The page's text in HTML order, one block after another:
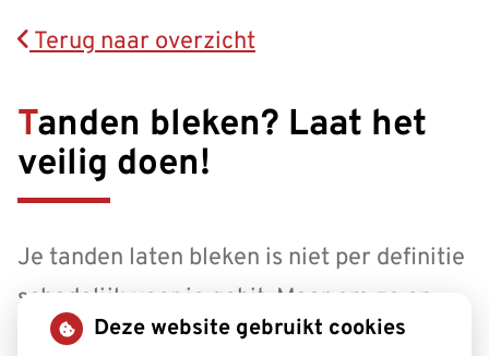
Terug naar overzicht
Tanden bleken? Laat het
veilig doen!
Je tanden laten bleken is niet per definitie
schadelijk voor je gebit. Maar om ze op
een veilig manier lichter te krijgen, is het
Deze website gebruikt cookies